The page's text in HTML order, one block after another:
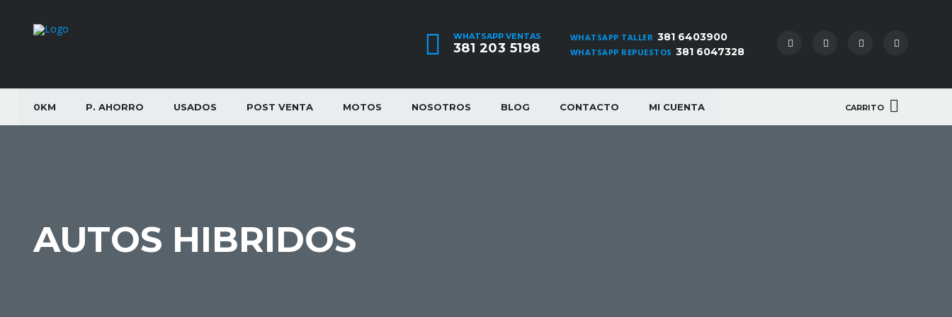
WHATSAPP TALLER 381 6403900
WHATSAPP REPUESTOS 381 6047328
WHATSAPP VENTAS
381 203 5198
CARRITO
0KM P. AHORRO USADOS POST VENTA MOTOS NOSOTROS BLOG CONTACTO MI CUENTA
AUTOS HIBRIDOS